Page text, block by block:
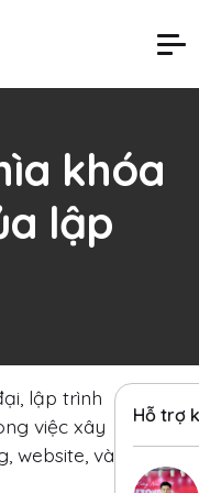
khóa
lập
lập trình
việc xây
website, và
Hỗ trợ